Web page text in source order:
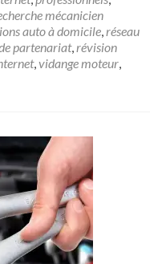
mécanicien
auto à domicile,réseau
partenariat,révision
,vidange moteur,